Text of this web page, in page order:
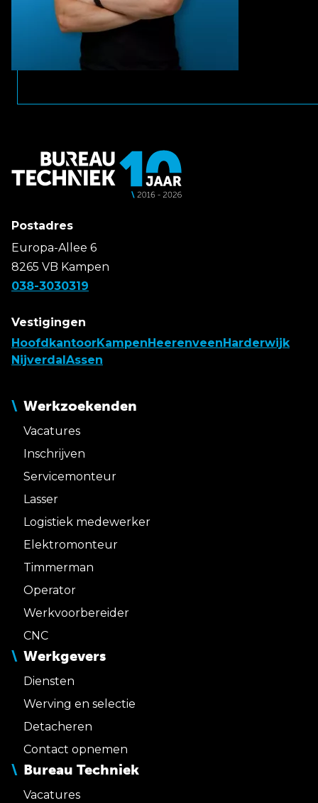
Postadres
Europa-Allee 6
8265 VB Kampen
038-3030319
Vestigingen
HoofdkantoorKampen Heerenveen Harderwijk
Nijverdal Assen
Werkzoekenden
Vacatures
Inschrijven
Servicemonteur
Lasser
Logistiek medewerker
Elektromonteur
Timmerman
Operator
Werkvoorbereider
CNC
Werkgevers
Diensten
Werving en selectie
Detacheren
Contact opnemen
Bureau Techniek
Vacatures